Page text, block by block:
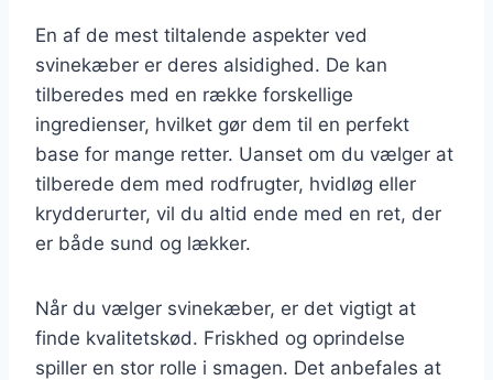
En af de mest tiltalende aspekter ved
svinekæber er deres alsidighed. De kan
tilberedes med en række forskellige
ingredienser, hvilket gør dem til en perfekt
base for mange retter. Uanset om du vælger at
tilberede dem med rodfrugter, hvidløg eller
krydderurter, vil du altid ende med en ret, der
er både sund og lækker.
Når du vælger svinekæber, er det vigtigt at
finde kvalitetskød. Friskhed og oprindelse
spiller en stor rolle i smagen. Det anbefales at